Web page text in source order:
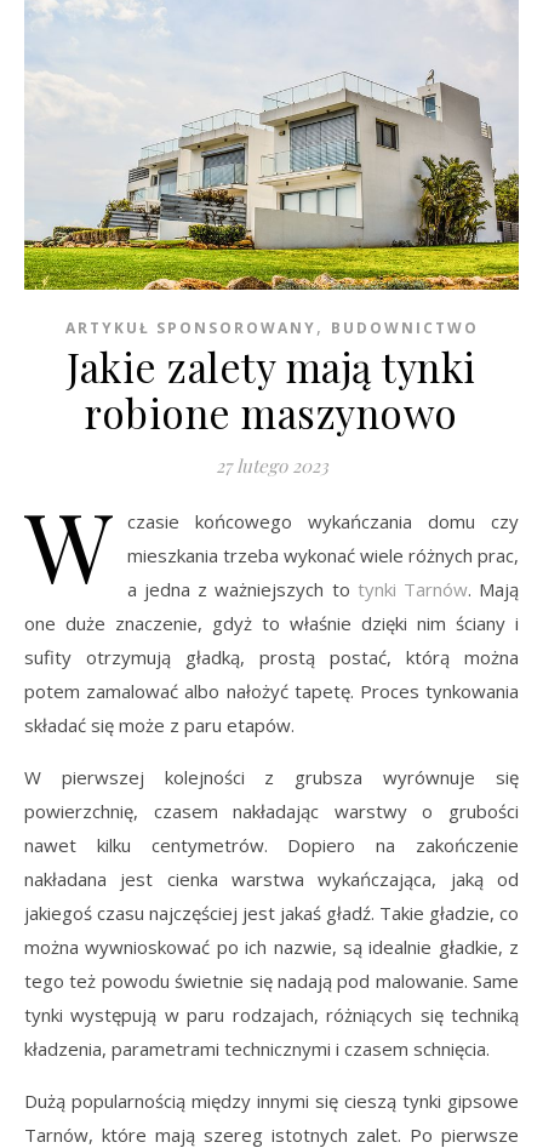
ARTYKUŁ SPONSOROWANY, BUDOWNICTWO
Jakie zalety mają tynki
robione maszynowo
27 lutego 2023
W czasie końcowego wykańczania domu czy
mieszkania trzeba wykonać wiele różnych prac,
a jedna z ważniejszych to tynki Tarnów. Mają
one duże znaczenie, gdyż to właśnie dzięki nim ściany i
sufity otrzymują gładką, prostą postać, którą można
potem zamalować albo nałożyć tapetę. Proces tynkowania
składać się może z paru etapów.
W pierwszej kolejności z grubsza wyrównuje się
powierzchnię, czasem nakładając warstwy o grubości
nawet kilku centymetrów. Dopiero na zakończenie
nakładana jest cienka warstwa wykańczająca, jaką od
jakiegoś czasu najczęściej jest jakaś gładź. Takie gładzie, co
można wywnioskować po ich nazwie, są idealnie gładkie, z
tego też powodu świetnie się nadają pod malowanie. Same
tynki występują w paru rodzajach, różniących się techniką
kładzenia, parametrami technicznymi i czasem schnięcia.
Dużą popularnością między innymi się cieszą tynki gipsowe
Tarnów, które mają szereg istotnych zalet. Po pierwsze